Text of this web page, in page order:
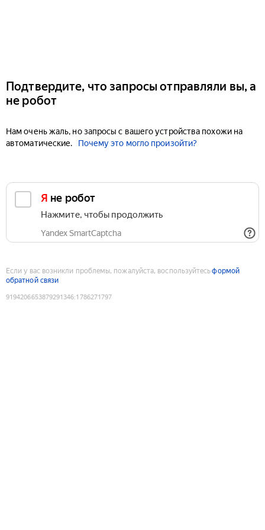
Подтвердите, что запросы отправляли вы, а
не робот
Нам очень жаль, но запросы с вашего устройства похожи на
автоматические.
Почему это могло произойти?
Я не робот
Нажмите, чтобы продолжить
Yandex SmartCaptcha
Если у вас возникли проблемы, пожалуйста, воспользуйтесьформой
обратной связи
9194206653879291346:1786271797